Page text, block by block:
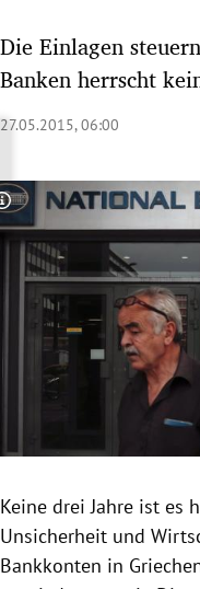
Untermenü
Untermenü
Untermenü
Untermenü
Untermenü
Untermenü
Die Einlagen
Banken herrscht
27.05.2015, 06:00
Copyright-Hinweis
Keine drei Jahre ist es
Unsicherheit und
Bankkonten in